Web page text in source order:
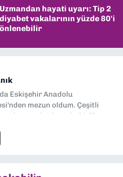
Uzmandan hayati uyarı: Tip 2
diyabet vakalarının yüzde 80'i
önlenebilir
Eskişehir Anadolu
mezun oldum. Çeşitli
gazetelerde muhabirlik
haberler üretmeye